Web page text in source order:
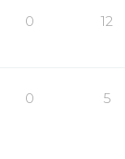
0 12
0 5